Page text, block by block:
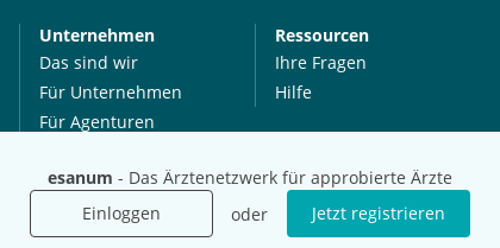
esanum - Das Ärztenetzwerk für approbierte Ärzte
Einloggen
oder Jetzt registrieren
Unternehmen
Das sind wir
Für Unternehmen
Für Agenturen
Presse
Karriere
Jobs
Ressourcen
Ihre Fragen
Hilfe